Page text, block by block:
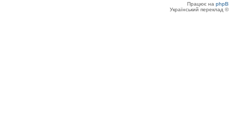
Працює на
Український переклад